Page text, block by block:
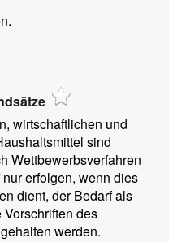
wirtschaftlichen und
sind
Wettbewerbsverfahren
erfolgen, wenn dies
dient, der Bedarf als
des
werden.